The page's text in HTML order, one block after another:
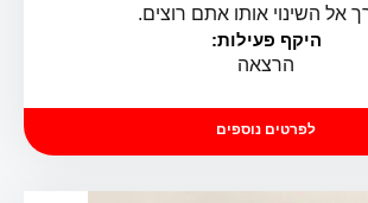
שינוי במשפחה
אל השינוי אותו אתם רוצים.
היקף פעילות:
הרצאה
לפרטים נוספים